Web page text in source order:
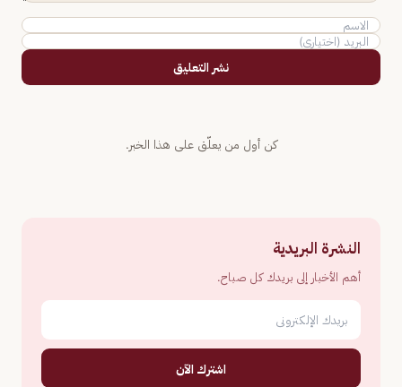
نشر التعليق
كن أول من يعلّق على هذا الخبر.
النشرة البريدية
أهم الأخبار إلى بريدك كل صباح.
اشترك الآن